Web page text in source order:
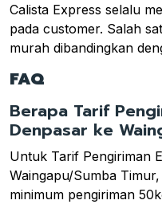
Calista Express selalu
pada customer. Salah
murah dibandingkan
FAQ
Berapa Tarif
Denpasar ke
Untuk Tarif Pengiriman
Waingapu/Sumba
minimum pengiriman